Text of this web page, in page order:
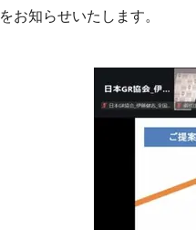
をお知らせいたします。